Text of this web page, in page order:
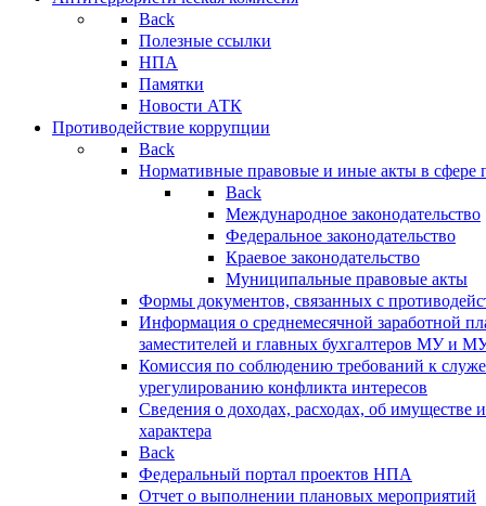
Back
Полезные ссылки
НПА
Памятки
Новости АТК
Противодействие коррупции
Back
Нормативные правовые и иные акты в сфере
Back
Международное законодательство
Федеральное законодательство
Краевое законодательство
Муниципальные правовые акты
Формы документов, связанных с
Информация о среднемесячной заработной
заместителей и главных бухгалтеров МУ и
Комиссия по соблюдению требований к
урегулированию конфликта интересов
Сведения о доходах, расходах, об имуществе
характера
Back
Федеральный портал проектов НПА
Отчет о выполнении плановых мероприятий